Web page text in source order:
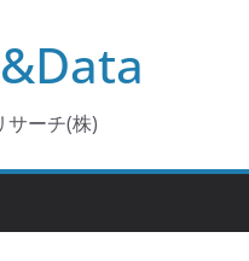
サーチ(株)